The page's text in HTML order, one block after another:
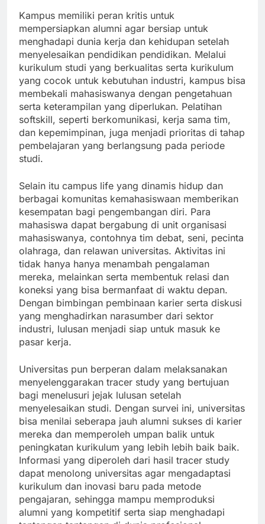
Kampus memiliki peran kritis untuk
mempersiapkan alumni agar bersiap untuk
menghadapi dunia kerja dan kehidupan setelah
menyelesaikan pendidikan pendidikan. Melalui
kurikulum studi yang berkualitas serta kurikulum
yang cocok untuk kebutuhan industri, kampus bisa
membekali mahasiswanya dengan pengetahuan
serta keterampilan yang diperlukan. Pelatihan
softskill, seperti berkomunikasi, kerja sama tim,
dan kepemimpinan, juga menjadi prioritas di tahap
pembelajaran yang berlangsung pada periode
studi.
Selain itu campus life yang dinamis hidup dan
berbagai komunitas kemahasiswaan memberikan
kesempatan bagi pengembangan diri. Para
mahasiswa dapat bergabung di unit organisasi
mahasiswanya, contohnya tim debat, seni, pecinta
olahraga, dan relawan universitas. Aktivitas ini
tidak hanya hanya menambah pengalaman
mereka, melainkan serta membentuk relasi dan
koneksi yang bisa bermanfaat di waktu depan.
Dengan bimbingan pembinaan karier serta diskusi
yang menghadirkan narasumber dari sektor
industri, lulusan menjadi siap untuk masuk ke
pasar kerja.
Universitas pun berperan dalam melaksanakan
menyelenggarakan tracer study yang bertujuan
bagi menelusuri jejak lulusan setelah
menyelesaikan studi. Dengan survei ini, universitas
bisa menilai seberapa jauh alumni sukses di karier
mereka dan memperoleh umpan balik untuk
peningkatan kurikulum yang lebih lebih baik baik.
Informasi yang diperoleh dari hasil tracer study
dapat menolong universitas agar mengadaptasi
kurikulum dan inovasi baru pada metode
pengajaran, sehingga mampu memproduksi
alumni yang kompetitif serta siap menghadapi